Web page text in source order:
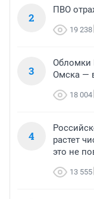
2
ПВО
19 238
3
Обломки
Омска —
18 004
4
растет
это не
13 555